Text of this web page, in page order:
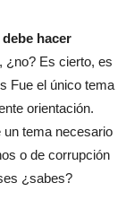
hacer
¿no? Es cierto, es
Fue el único tema
orientación.
un tema necesario
o de corrupción
¿sabes?